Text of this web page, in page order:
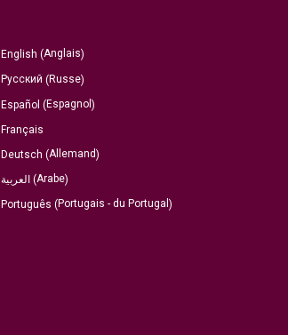
English (Anglais)
Русский (Russe)
Español (Espagnol )
Français
Deutsch (Allemand)
العربية (Arabe)
Português (Portugais - du Portugal )